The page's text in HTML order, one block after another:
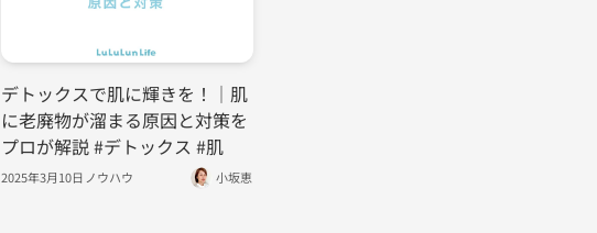
デトックスで肌に輝きを！｜肌
に老廃物が溜まる原因と対策を
プロが解説 #デトックス #肌
2025年3月10日ノウハウ 小坂恵